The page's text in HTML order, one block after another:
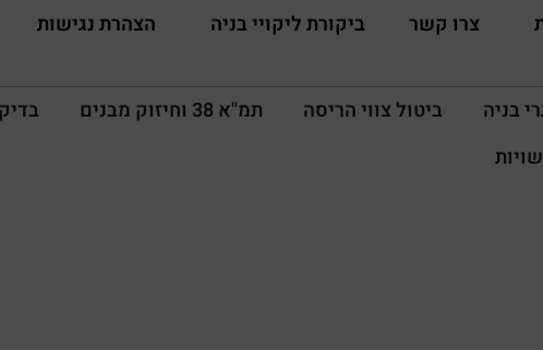
צרו קשר ביקורת ליקויי בניה הצהרת נגישות
בניה ביטול צווי הריסה תמ''א 38 וחיזוק מבנים